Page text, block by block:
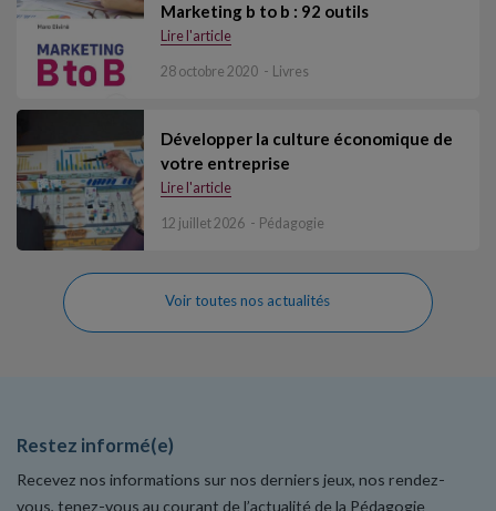
Marketing b to b : 92 outils
Lire l'article
28 octobre 2020 Livres
Développer la culture économique de
votre entreprise
Lire l'article
12 juillet 2026 Pédagogie
Voir toutes nos actualités
Restez informé(e)
Recevez nos informations sur nos derniers jeux, nos rendez-
vous, tenez-vous au courant de l’actualité de la Pédagogie